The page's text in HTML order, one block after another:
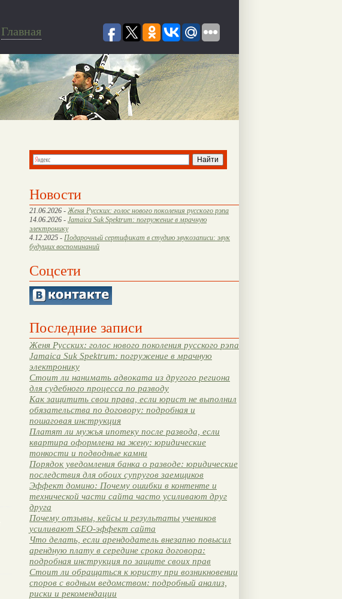
Главная
Новости
21.06.2026 - Женя Русских: голос нового поколения русского рэпа
14.06.2026 - Jamaica Suk Spektrum: погружение в мрачную
электронику
4.12.2025 - Подарочный сертификат в студию звукозаписи: звук
будущих воспоминаний
Соцсети
Последние записи
Женя Русских: голос нового поколения русского рэпа
Jamaica Suk Spektrum: погружение в мрачную
электронику
Стоит ли нанимать адвоката из другого региона
для судебного процесса по разводу
Как защитить свои права, если юрист не выполнил
обязательства по договору: подробная и
пошаговая инструкция
Платят ли мужья ипотеку после развода, если
квартира оформлена на жену: юридические
тонкости и подводные камни
Порядок уведомления банка о разводе: юридические
последствия для обоих супругов заемщиков
Эффект домино: Почему ошибки в контенте и
технической части сайта часто усиливают друг
друга
Почему отзывы, кейсы и результаты учеников
усиливают SEO-эффект сайта
Что делать, если арендодатель внезапно повысил
арендную плату в середине срока договора:
подробная инструкция по защите своих прав
Стоит ли обращаться к юристу при возникновении
споров с водным ведомством: подробный анализ,
риски и рекомендации